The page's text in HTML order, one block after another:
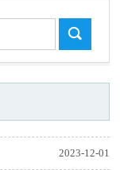
2023-12-01